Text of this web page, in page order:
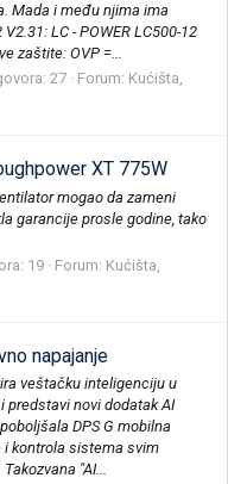
Mada i među njima ima
LC - POWER LC500-12
zaštite: OVP =...
27 Forum: Kućišta,
XT 775W
mogao da zameni
garancije prosle godine, tako
19 Forum: Kućišta,
napajanje
veštačku inteligenciju u
predstavi novi dodatak AI
DPS G mobilna
i kontrola sistema svim
"AI...